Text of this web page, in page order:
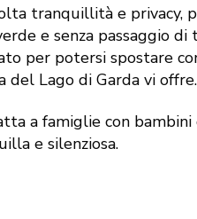
tranquillità e privacy,
e senza passaggio di
per potersi spostare
Lago di Garda vi offre.
a famiglie con bambini
e silenziosa.